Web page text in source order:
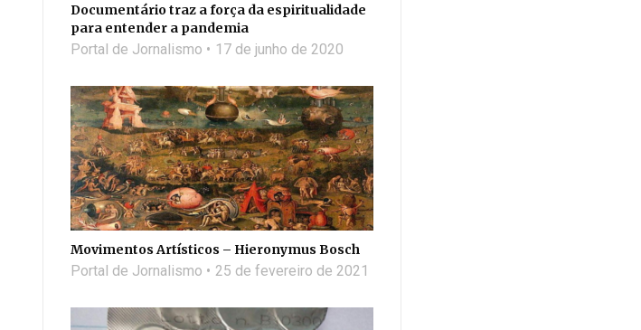
Documentário traz a força da espiritualidade
para entender a pandemia
Portal de Jornalismo 17 de junho de 2020
Movimentos Artísticos – Hieronymus Bosch
Portal de Jornalismo 25 de fevereiro de 2021